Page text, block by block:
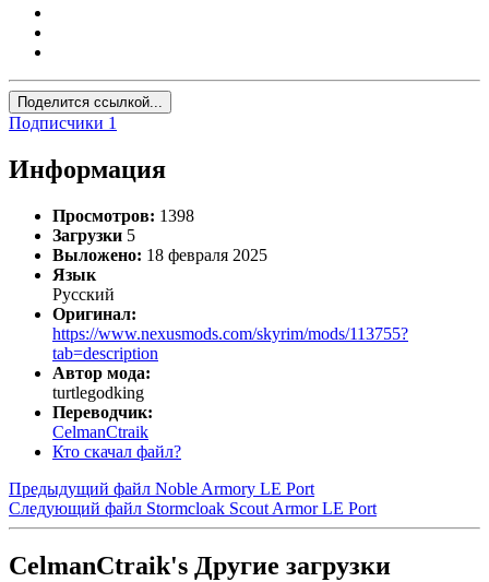
Поделится ссылкой...
Подписчики 1
Информация
Просмотров: 1398
Загрузки 5
Выложено: 18 февраля 2025
Язык
Русский
Оригинал:
https://www.nexusmods.com/skyrim/mods/113755?
tab=description
Автор мода:
turtlegodking
Переводчик:
CelmanCtraik
Кто скачал файл?
Предыдущий файл Noble Armory LE Port
Следующий файл Stormcloak Scout Armor LE Port
CelmanCtraik's Другие загрузки